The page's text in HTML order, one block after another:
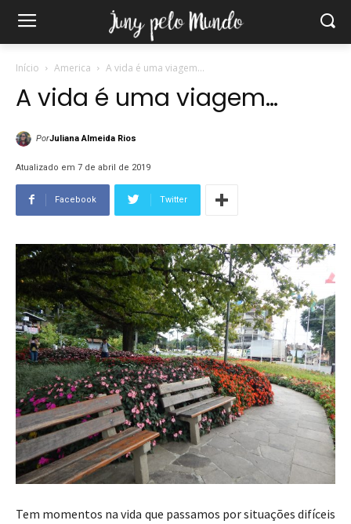
Início America A vida é uma viagem...
A vida é uma viagem…
PorJuliana Almeida Rios
Atualizado em 7 de abril de 2019
Facebook Twitter
Tem momentos na vida que passamos por situações difíceis